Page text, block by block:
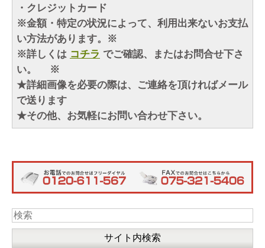
・クレジットカード
※金額・特定の状況によって、利用出来ないお支払
い方法があります。※
※詳しくは コチラ でご確認、またはお問合せ下さ
い。 ※
★詳細画像を必要の際は、ご連絡を頂ければメール
で送ります
★その他、お気軽にお問い合わせ下さい。